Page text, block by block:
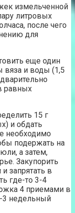
измельченной
литровых
после чего
для
еще один
вяза и воды (1,5
равных
15 г
и обдать
необходимо
подержать на
а затем,
Закупорить
запрятать в
где-то 3-4
4 приемами в
3 недельный